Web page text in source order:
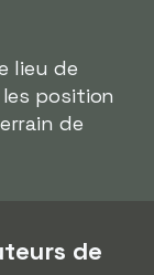
lieu de
position
de
de